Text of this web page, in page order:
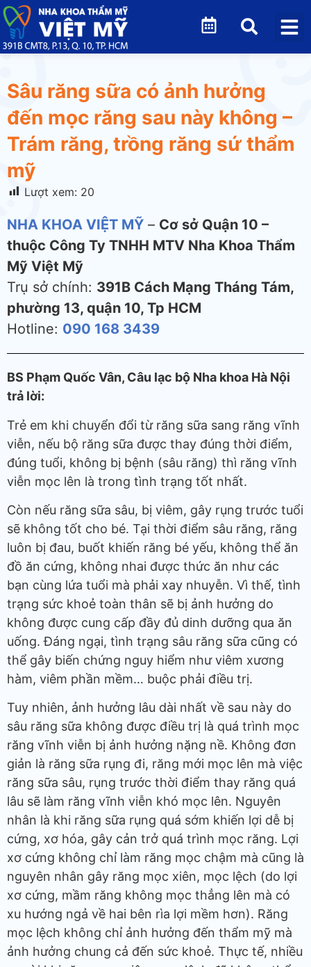
Sâu răng sữa có ảnh hưởng
đến mọc răng sau này không –
Trám răng, trồng răng sứ thẩm
mỹ
Lượt xem: 20
NHA KHOA VIỆT MỸ – Cơ sở Quận 10 –
thuộc Công Ty TNHH MTV Nha Khoa Thẩm
Mỹ Việt Mỹ
Trụ sở chính: 391B Cách Mạng Tháng Tám,
phường 13, quận 10, Tp HCM
Hotline: 090 168 3439
BS Phạm Quốc Vân, Câu lạc bộ Nha khoa Hà Nội
trả lời:
Trẻ em khi chuyển đổi từ răng sữa sang răng vĩnh
viễn, nếu bộ răng sữa được thay đúng thời điểm,
đúng tuổi, không bị bệnh (sâu răng) thì răng vĩnh
viễn mọc lên là trong tình trạng tốt nhất.
Còn nếu răng sữa sâu, bị viêm, gây rụng trước tuổi
sẽ không tốt cho bé. Tại thời điểm sâu răng, răng
luôn bị đau, buốt khiến răng bé yếu, không thể ăn
đồ ăn cứng, không nhai được thức ăn như các
bạn cùng lứa tuổi mà phải xay nhuyễn. Vì thế, tình
trạng sức khoẻ toàn thân sẽ bị ảnh hưởng do
không được cung cấp đầy đủ dinh dưỡng qua ăn
uống. Đáng ngại, tình trạng sâu răng sữa cũng có
thể gây biến chứng nguy hiểm như viêm xương
hàm, viêm phần mềm… buộc phải điều trị.
Tuy nhiên, ảnh hưởng lâu dài nhất về sau này do
sâu răng sữa không được điều trị là quá trình mọc
răng vĩnh viễn bị ảnh hưởng nặng nề. Không đơn
giản là răng sữa rụng đi, răng mới mọc lên mà việc
răng sữa sâu, rụng trước thời điểm thay răng quá
lâu sẽ làm răng vĩnh viễn khó mọc lên. Nguyên
nhân là khi răng sữa rụng quá sớm khiến lợi dễ bị
cứng, xơ hóa, gây cản trở quá trình mọc răng. Lợi
xơ cứng không chỉ làm răng mọc chậm mà cũng là
nguyên nhân gây răng mọc xiên, mọc lệch (do lợi
xơ cứng, mầm răng không mọc thẳng lên mà có
xu hướng ngả về hai bên rìa lợi mềm hơn). Răng
mọc lệch không chỉ ảnh hưởng đến thẩm mỹ mà
ảnh hưởng chung cả đến sức khoẻ. Thực tế, nhiều